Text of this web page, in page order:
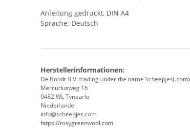
Anleitung gedruckt, DIN A4
Sprache: Deutsch
Herstellerinformationen:
De Bondt B.V. trading under the name Scheepjes(.com)
Mercuriusweg 16
9482 WL Tynaarlo
Niederlande
info@scheepjes.com
https://rosygreenwool.com